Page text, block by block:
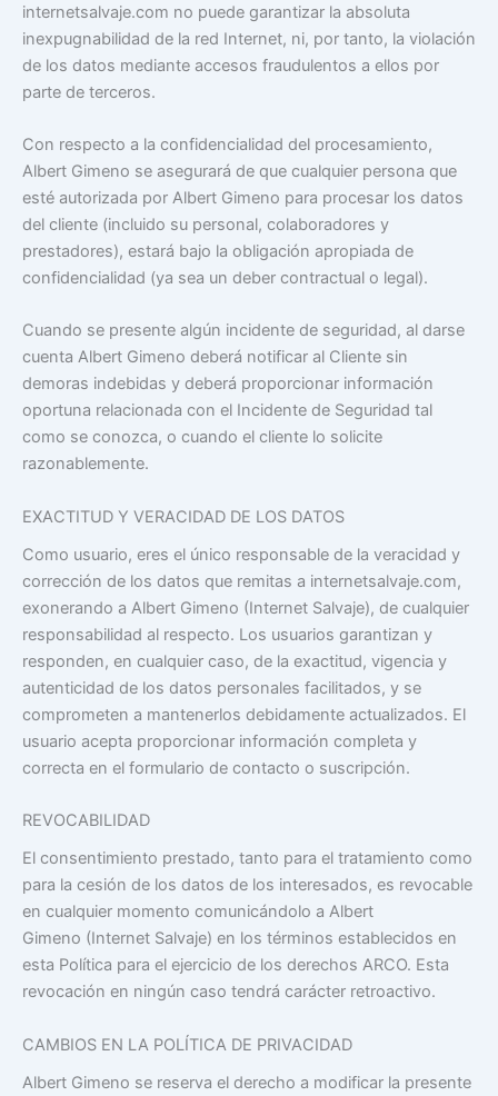
internetsalvaje.com no puede garantizar la absoluta
inexpugnabilidad de la red Internet, ni, por tanto, la violación
de los datos mediante accesos fraudulentos a ellos por
parte de terceros.
Con respecto a la confidencialidad del procesamiento,
Albert Gimeno se asegurará de que cualquier persona que
esté autorizada por Albert Gimeno para procesar los datos
del cliente (incluido su personal, colaboradores y
prestadores), estará bajo la obligación apropiada de
confidencialidad (ya sea un deber contractual o legal).
Cuando se presente algún incidente de seguridad, al darse
cuenta Albert Gimeno deberá notificar al Cliente sin
demoras indebidas y deberá proporcionar información
oportuna relacionada con el Incidente de Seguridad tal
como se conozca, o cuando el cliente lo solicite
razonablemente.
EXACTITUD Y VERACIDAD DE LOS DATOS
Como usuario, eres el único responsable de la veracidad y
corrección de los datos que remitas a internetsalvaje.com,
exonerando a Albert Gimeno (Internet Salvaje), de cualquier
responsabilidad al respecto. Los usuarios garantizan y
responden, en cualquier caso, de la exactitud, vigencia y
autenticidad de los datos personales facilitados, y se
comprometen a mantenerlos debidamente actualizados. El
usuario acepta proporcionar información completa y
correcta en el formulario de contacto o suscripción.
REVOCABILIDAD
El consentimiento prestado, tanto para el tratamiento como
para la cesión de los datos de los interesados, es revocable
en cualquier momento comunicándolo a Albert
Gimeno (Internet Salvaje) en los términos establecidos en
esta Política para el ejercicio de los derechos ARCO. Esta
revocación en ningún caso tendrá carácter retroactivo.
CAMBIOS EN LA POLÍTICA DE PRIVACIDAD
Albert Gimeno se reserva el derecho a modificar la presente